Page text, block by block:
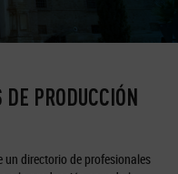
PRODUCCIÓN
un directorio de profesionales